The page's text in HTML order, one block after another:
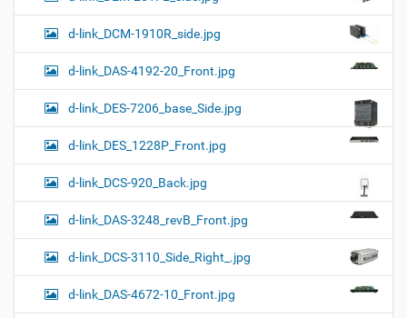
d-link_DCM-1910R_side.jpg
d-link_DAS-4192-20_Front.jpg
d-link_DES-7206_base_Side.jpg
d-link_DES_1228P_Front.jpg
d-link_DCS-920_Back.jpg
d-link_DAS-3248_revB_Front.jpg
d-link_DCS-3110_Side_Right_.jpg
d-link_DAS-4672-10_Front.jpg